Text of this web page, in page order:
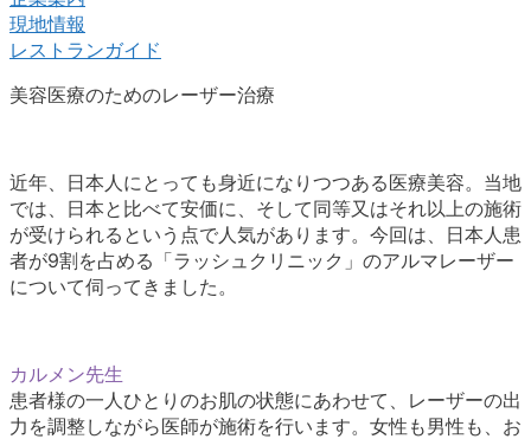
現地情報
レストランガイド
美容医療のためのレーザー治療
近年、日本人にとっても身近になりつつある医療美容。当地
では、日本と比べて安価に、そして同等又はそれ以上の施術
が受けられるという点で人気があります。今回は、日本人患
者が9割を占める「ラッシュクリニック」のアルマレーザー
について伺ってきました。
カルメン先生
患者様の一人ひとりのお肌の状態にあわせて、レーザーの出
力を調整しながら医師が施術を行います。女性も男性も、お